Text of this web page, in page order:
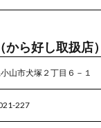
ら好し取扱店）
山市犬塚２丁目６－１
227